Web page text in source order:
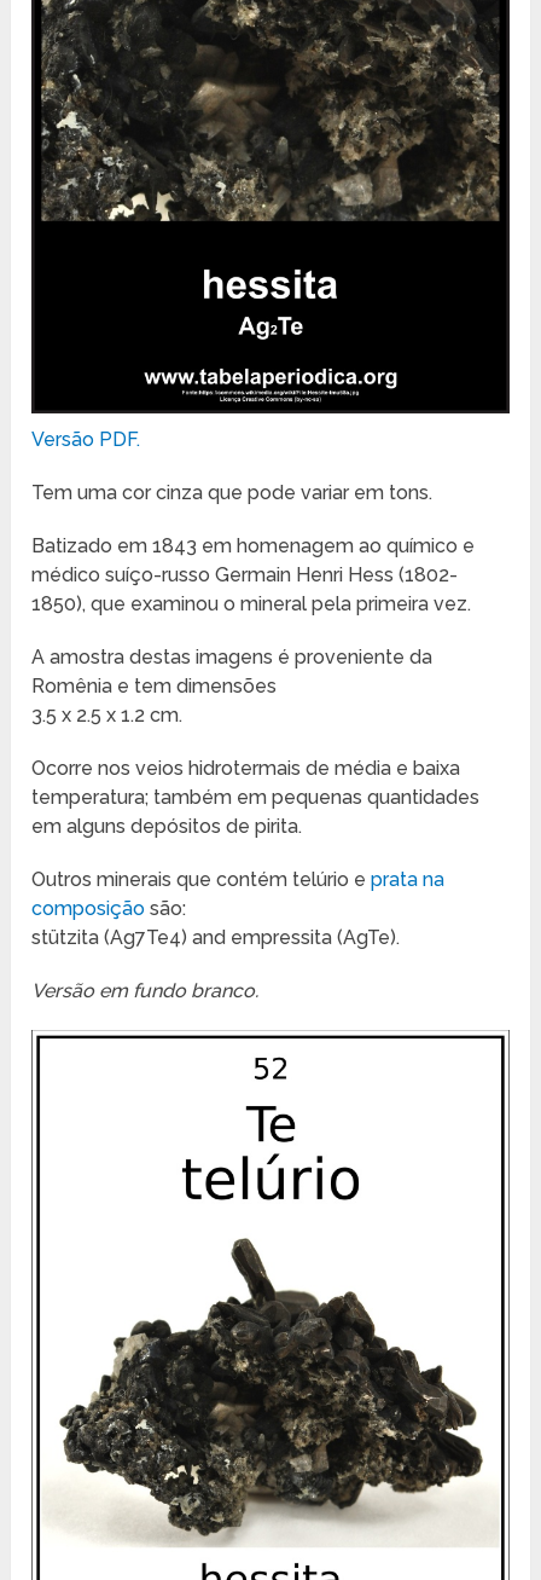
Versão PDF.
Tem uma cor cinza que pode variar em tons.
Batizado em 1843 em homenagem ao químico e
médico suíço-russo Germain Henri Hess (1802-
1850), que examinou o mineral pela primeira vez.
A amostra destas imagens é proveniente da
Romênia e tem dimensões
3.5 x 2.5 x 1.2 cm.
Ocorre nos veios hidrotermais de média e baixa
temperatura; também em pequenas quantidades
em alguns depósitos de pirita.
Outros minerais que contém telúrio eprata na
composição são:
stützita (Ag7Te4) and empressita (AgTe).
Versão em fundo branco.